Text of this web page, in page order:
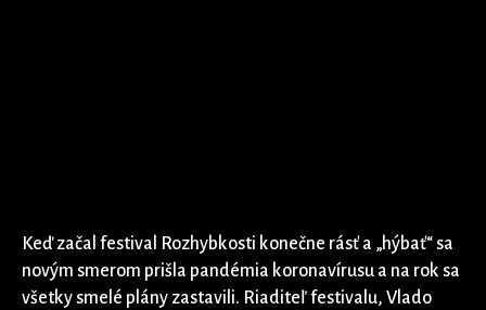
Keď začal festival Rozhybkosti konečne rásť a „hýbať“ sa
novým smerom prišla pandémia koronavírusu a na rok sa
všetky smelé plány zastavili. Riaditeľ festivalu, Vlado